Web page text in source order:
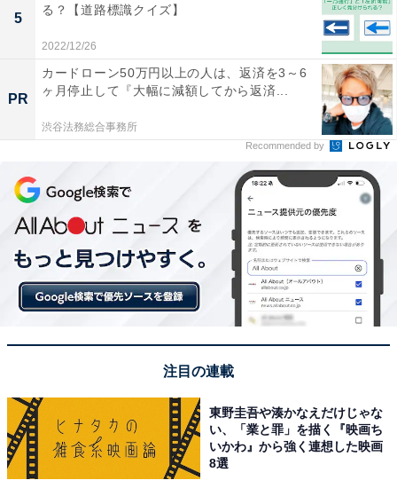
5
る？【道路標識クイズ】
2022/12/26
PR
カードローン50万円以上の人は、返済を3～6
ヶ月停止して『大幅に減額してから返済...
渋谷法務総合事務所
Recommended by
注目の連載
東野圭吾や湊かなえだけじゃな
い、「業と罪」を描く『映画ち
いかわ』から強く連想した映画
8選